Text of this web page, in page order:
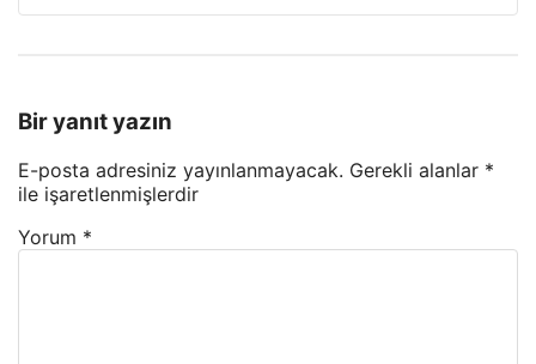
Bir yanıt yazın
E-posta adresiniz yayınlanmayacak. Gerekli alanlar *
ile işaretlenmişlerdir
Yorum *